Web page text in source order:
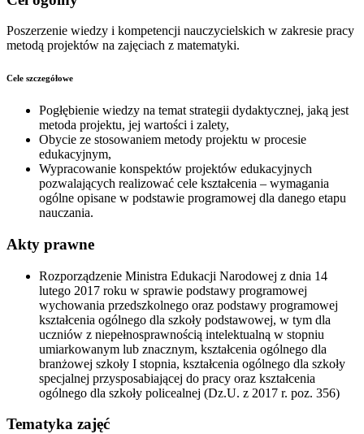
Poszerzenie wiedzy i kompetencji nauczycielskich w zakresie pracy
metodą projektów na zajęciach z matematyki.
Cele szczegółowe
Pogłębienie wiedzy na temat strategii dydaktycznej, jaką jest
metoda projektu, jej wartości i zalety,
Obycie ze stosowaniem metody projektu w procesie
edukacyjnym,
Wypracowanie konspektów projektów edukacyjnych
pozwalających realizować cele kształcenia – wymagania
ogólne opisane w podstawie programowej dla danego etapu
nauczania.
Akty prawne
Rozporządzenie Ministra Edukacji Narodowej z dnia 14
lutego 2017 roku w sprawie podstawy programowej
wychowania przedszkolnego oraz podstawy programowej
kształcenia ogólnego dla szkoły podstawowej, w tym dla
uczniów z niepełnosprawnością intelektualną w stopniu
umiarkowanym lub znacznym, kształcenia ogólnego dla
branżowej szkoły I stopnia, kształcenia ogólnego dla szkoły
specjalnej przysposabiającej do pracy oraz kształcenia
ogólnego dla szkoły policealnej (Dz.U. z 2017 r. poz. 356)
Tematyka zajęć